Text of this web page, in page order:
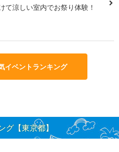
て涼しい室内でお祭り体験！
イベントランキング
グ【東京都】